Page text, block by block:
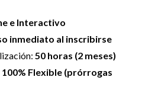
e Interactivo
inmediato al inscribirse
50 horas (2 meses)
100% Flexible (prórrogas